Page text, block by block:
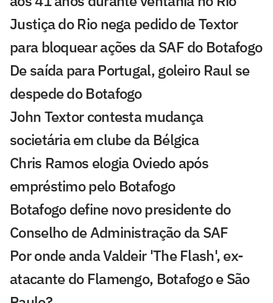
Justiça do Rio nega pedido de Textor
para bloquear ações da SAF do Botafogo
De saída para Portugal, goleiro Raul se
despede do Botafogo
John Textor contesta mudança
societária em clube da Bélgica
Chris Ramos elogia Oviedo após
empréstimo pelo Botafogo
Botafogo define novo presidente do
Conselho de Administração da SAF
Por onde anda Valdeir 'The Flash', ex-
atacante do Flamengo, Botafogo e São